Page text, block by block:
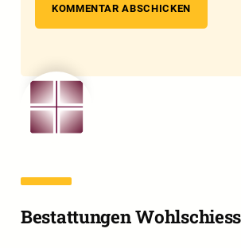
Bestattungen Wohlschiess